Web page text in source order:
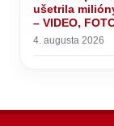
ušetrila
– VIDEO,
4. augusta 2026